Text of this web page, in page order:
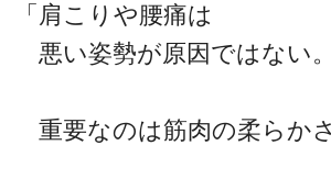
「肩こりや腰痛は
悪い姿勢が原因ではない。
重要なのは筋肉の柔らかさ